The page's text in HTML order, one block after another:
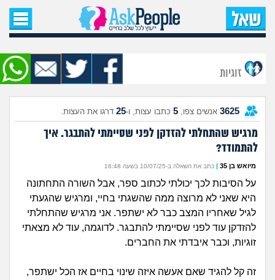
עמוד הבית
שאל שאלה
שאלות חדשות
שאלות שעוררו עניין
מה קורה כאן?
מתחם הטיפים
מדורים
זוגיות
חיפוש שאלות
זוגיות
3625 אנשים צפו, 5 כתבו עצות, ו-25 דרגו את העצות.
מרגיש שהתחלתי להזדקן לפני שסיימתי להתבגר. איך
להתמודד?
מיואש בן 35 | כתב את השאלה ב-10/07/25 בשעה 16:48
על הסיבות לכך יכולתי לכתוב ספר, אבל השורה התחתונה
היא שאני לא מרוצה ממה שהשגתי בחיי, ומרגיש שהגעתי
לגיל שאחריו המצב כבר לא ישתפר. אני מרגיש שהתחלתי
להזדקן עוד לפני שסיימתי להתבגר. לדוגמה, עוד לא מצאתי
זוגיות, וכבר איבדתי את החברים.
זה קל להגיד שאם אעשה איזה שינוי בחיים אז הכל ישתפר,